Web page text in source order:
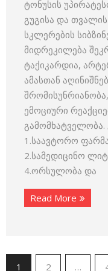
ტონუსის
გუგისა და
სკლერების
მიდრეკილება
ტაქიკარდია,
ამასთან
ემოციური
1.საავტორო
2.სამედიცინო
4.ორსულობა და
Read More
1 2 …